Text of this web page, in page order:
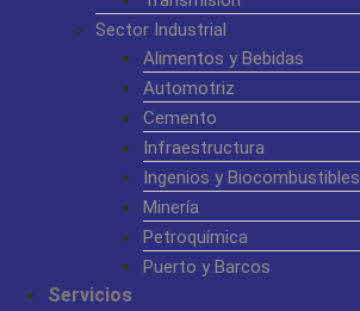
Sector Industrial
Alimentos y Bebidas
Automotriz
Cemento
Infraestructura
Ingenios y Biocombustibles
Minería
Petroquímica
Puerto y Barcos
Servicios